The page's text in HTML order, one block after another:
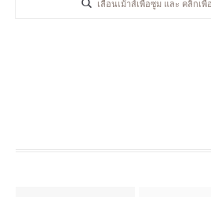
เลื่อนเม้าส์เพื่อซูม และ คลิกเพื่